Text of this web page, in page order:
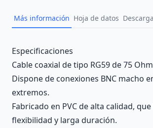
Más información Hoja de datos
Description
Especificaciones
Cable coaxial de tipo RG59 de 75
Dispone de conexiones BNC macho
extremos.
Fabricado en PVC de alta calidad,
flexibilidad y larga duración.